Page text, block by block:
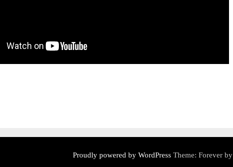
Proudly powered by WordPress Theme: Forever by